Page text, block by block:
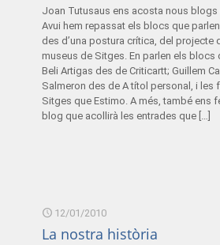
Joan Tutusaus ens acosta nous blogs
Avui hem repassat els blocs que
des d’una postura crítica, del projecte
museus de Sitges. En parlen els blocs
Beli Artigas des de Criticartt; Guillem
Salmeron des de A títol personal, i les
Sitges que Estimo. A més, també ens
blog que acollirà les entrades que […]
12/01/2010
La nostra història